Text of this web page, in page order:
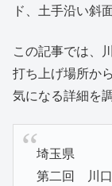
ド、土手沿い斜
この記事では、
打ち上げ場所か
気になる詳細を
埼玉県
第二回 川口